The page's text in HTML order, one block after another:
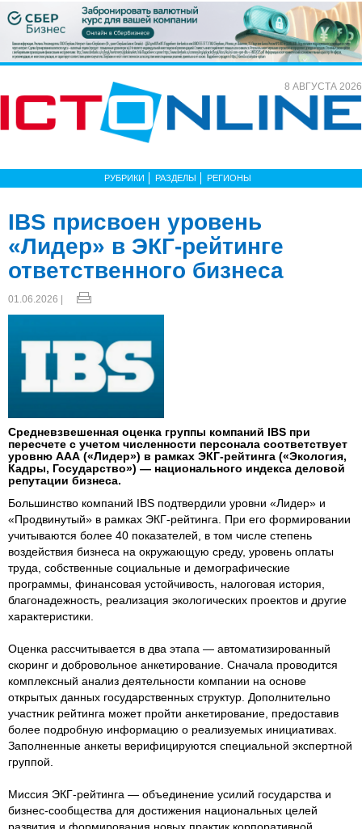
8 АВГУСТА 2026
РУБРИКИ РАЗДЕЛЫ РЕГИОНЫ
IBS присвоен уровень
«Лидер» в ЭКГ-рейтинге
ответственного бизнеса
01.06.2026 |
Средневзвешенная оценка группы компаний IBS при
пересчете с учетом численности персонала соответствует
уровню ААА («Лидер») в рамках ЭКГ-рейтинга («Экология,
Кадры, Государство») — национального индекса деловой
репутации бизнеса.
Большинство компаний IBS подтвердили уровни «Лидер» и
«Продвинутый» в рамках ЭКГ-рейтинга. При его формировании
учитываются более 40 показателей, в том числе степень
воздействия бизнеса на окружающую среду, уровень оплаты
труда, собственные социальные и демографические
программы, финансовая устойчивость, налоговая история,
благонадежность, реализация экологических проектов и другие
характеристики.
Оценка рассчитывается в два этапа — автоматизированный
скоринг и добровольное анкетирование. Сначала проводится
комплексный анализ деятельности компании на основе
открытых данных государственных структур. Дополнительно
участник рейтинга может пройти анкетирование, предоставив
более подробную информацию о реализуемых инициативах.
Заполненные анкеты верифицируются специальной экспертной
группой.
Миссия ЭКГ-рейтинга — объединение усилий государства и
бизнес-сообщества для достижения национальных целей